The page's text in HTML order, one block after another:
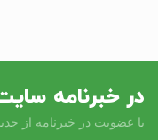
در خبرنامه
با عضویت در خبرنامه از